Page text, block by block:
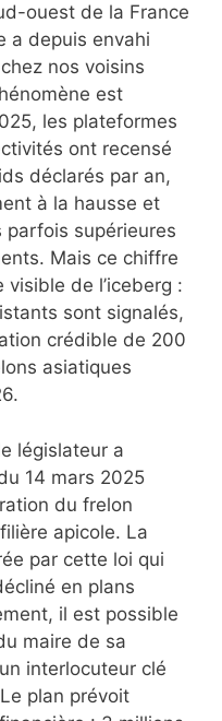
ouest de la France
a depuis envahi
nos voisins
est
les plateformes
ont recensé
déclarés par an,
à la hausse et
supérieures
Mais ce chiffre
de l’iceberg :
sont signalés,
crédible de 200
asiatiques
législateur a
14 mars 2025
du frelon
apicole. La
par cette loi qui
en plans
il est possible
maire de sa
interlocuteur clé
plan prévoit